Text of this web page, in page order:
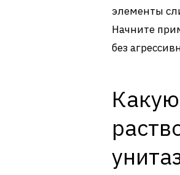
элементы
Начните
без